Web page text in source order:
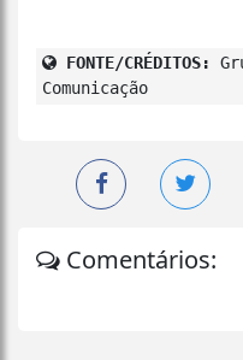
FONTE/CRÉDITOS:
Comunicação
Comentários: